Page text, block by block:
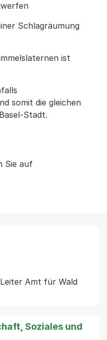
Schlagräumung
ist
somit die gleichen
Stadt.
Sie auf
Amt für Wald
Soziales und